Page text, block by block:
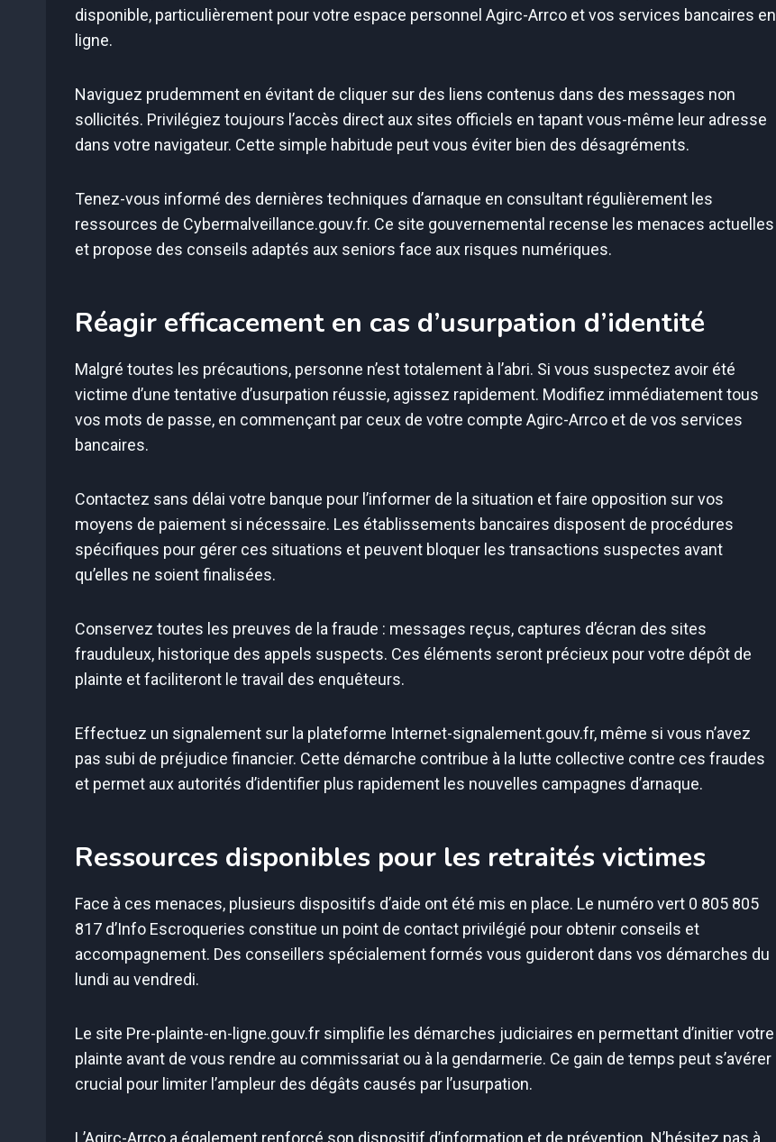
disponible, particulièrement pour votre espace personnel Agirc-Arrco et vos services bancaires en
ligne.
Naviguez prudemment en évitant de cliquer sur des liens contenus dans des messages non
sollicités. Privilégiez toujours l’accès direct aux sites officiels en tapant vous-même leur adresse
dans votre navigateur. Cette simple habitude peut vous éviter bien des désagréments.
Tenez-vous informé des dernières techniques d’arnaque en consultant régulièrement les
ressources de Cybermalveillance.gouv.fr. Ce site gouvernemental recense les menaces actuelles
et propose des conseils adaptés aux seniors face aux risques numériques.
Réagir efficacement en cas d’usurpation d’identité
Malgré toutes les précautions, personne n’est totalement à l’abri. Si vous suspectez avoir été
victime d’une tentative d’usurpation réussie, agissez rapidement. Modifiez immédiatement tous
vos mots de passe, en commençant par ceux de votre compte Agirc-Arrco et de vos services
bancaires.
Contactez sans délai votre banque pour l’informer de la situation et faire opposition sur vos
moyens de paiement si nécessaire. Les établissements bancaires disposent de procédures
spécifiques pour gérer ces situations et peuvent bloquer les transactions suspectes avant
qu’elles ne soient finalisées.
Conservez toutes les preuves de la fraude : messages reçus, captures d’écran des sites
frauduleux, historique des appels suspects. Ces éléments seront précieux pour votre dépôt de
plainte et faciliteront le travail des enquêteurs.
Effectuez un signalement sur la plateforme Internet-signalement.gouv.fr, même si vous n’avez
pas subi de préjudice financier. Cette démarche contribue à la lutte collective contre ces fraudes
et permet aux autorités d’identifier plus rapidement les nouvelles campagnes d’arnaque.
Ressources disponibles pour les retraités victimes
Face à ces menaces, plusieurs dispositifs d’aide ont été mis en place. Le numéro vert 0 805 805
817 d’Info Escroqueries constitue un point de contact privilégié pour obtenir conseils et
accompagnement. Des conseillers spécialement formés vous guideront dans vos démarches du
lundi au vendredi.
Le site Pre-plainte-en-ligne.gouv.fr simplifie les démarches judiciaires en permettant d’initier votre
plainte avant de vous rendre au commissariat ou à la gendarmerie. Ce gain de temps peut s’avérer
crucial pour limiter l’ampleur des dégâts causés par l’usurpation.
L’Agirc-Arrco a également renforcé son dispositif d’information et de prévention. N’hésitez pas à